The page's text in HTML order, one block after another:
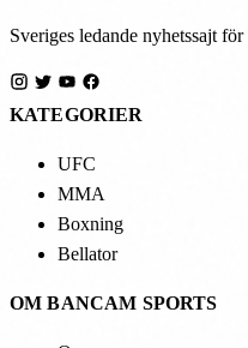
Sveriges ledande nyhetssajt
KATEGORIER
UFC
MMA
Boxning
Bellator
OM BANCAM SPORTS